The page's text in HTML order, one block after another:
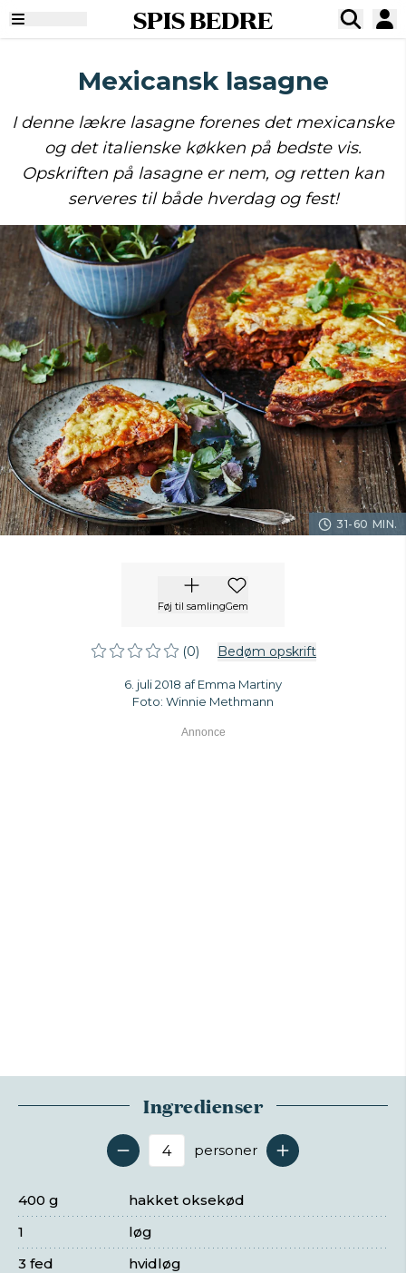
SPIS BEDRE
Mexicansk lasagne
I denne lækre lasagne forenes det mexicanske
og det italienske køkken på bedste vis.
Opskriften på lasagne er nem, og retten kan
serveres til både hverdag og fest!
31-60 MIN.
Føj til samlingGem
(0) Bedøm opskrift
6. juli 2018 af Emma Martiny
Foto: Winnie Methmann
Ingredienser
Antal serveringer
personer
hakket oksekød
400 g
løg
1
hvidløg
3 fed